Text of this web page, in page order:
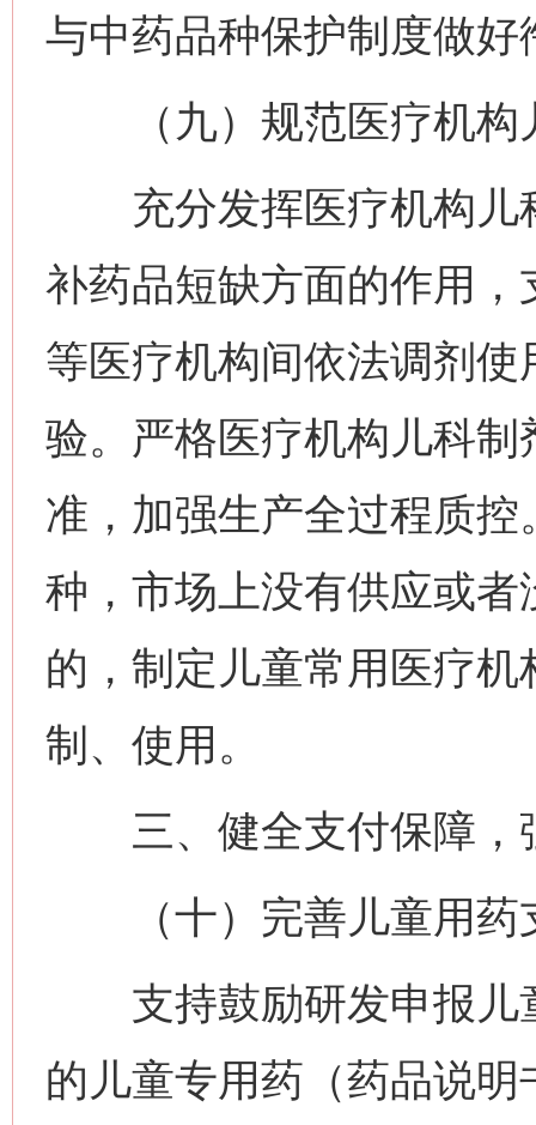
与中药品种保护制度做好
（九）规范医疗机构
充分发挥医疗机构儿
补药品短缺方面的作用
等医疗机构间依法调剂
验。严格医疗机构儿科
准，加强生产全过程质
种，市场上没有供应或
的，制定儿童常用医疗
制、使用。
三、健全支付保障，
（十）完善儿童用药
支持鼓励研发申报儿
的儿童专用药（药品说